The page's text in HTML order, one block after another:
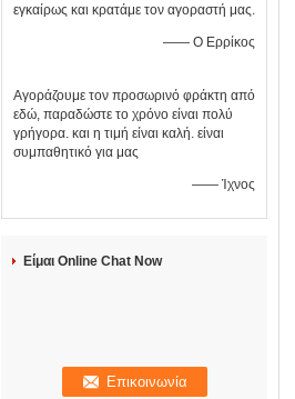
εγκαίρως και κρατάμε τον αγοραστή μας.
—— Ο Ερρίκος
Αγοράζουμε τον προσωρινό φράκτη από
εδώ, παραδώστε το χρόνο είναι πολύ
γρήγορα. και η τιμή είναι καλή. είναι
συμπαθητικό για μας
—— Ίχνος
Είμαι Online Chat Now